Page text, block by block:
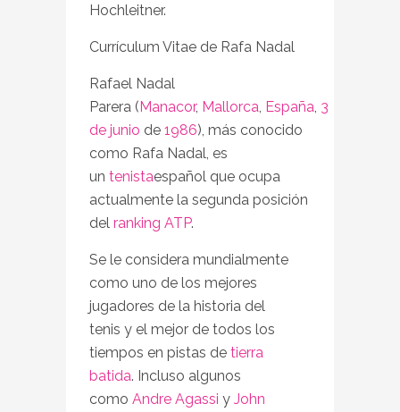
Hochleitner.
Currículum Vitae de Rafa Nadal
Rafael Nadal
Parera (Manacor, Mallorca, España, 3
de junio de 1986), más conocido
como Rafa Nadal, es
un tenistaespañol que ocupa
actualmente la segunda posición
del ranking ATP.
Se le considera mundialmente
como uno de los mejores
jugadores de la historia del
tenis y el mejor de todos los
tiempos en pistas de tierra
batida. Incluso algunos
como Andre Agassi y John